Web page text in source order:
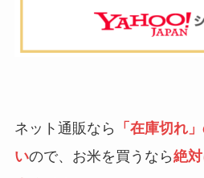
ネット通販なら
「在庫切れ
いので、お米を買うなら絶